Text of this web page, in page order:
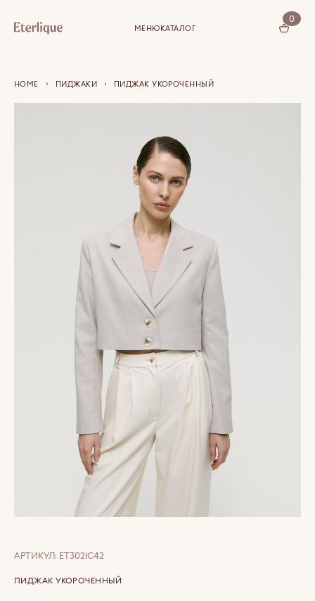
МЕНЮКАТАЛОГ
0
КОРЗИНА (0)
HOME ПИДЖАКИ ПИДЖАК УКОРОЧЕННЫЙ
АРТИКУЛ: ET3021C42
ПИДЖАК УКОРОЧЕННЫЙ